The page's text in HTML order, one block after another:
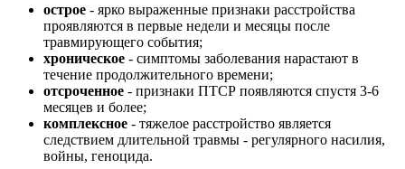
острое - ярко выраженные признаки расстройства
проявляются в первые недели и месяцы после
травмирующего события;
хроническое - симптомы заболевания нарастают в
течение продолжительного времени;
отсроченное - признаки ПТСР появляются спустя 3-6
месяцев и более;
комплексное - тяжелое расстройство является
следствием длительной травмы - регулярного насилия,
войны, геноцида.